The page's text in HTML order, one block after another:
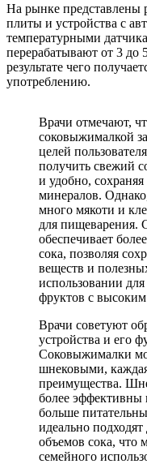
На рынке представлены
плиты и устройства с
температурными
перерабатывают от 3 до
результате чего
употреблению.
Врачи отмечают,
соковыжималкой
целей
получить свежий
и удобно,
минералов.
много мякоти и
для пищеварения.
обеспечивает
сока, позволяя
веществ и
использовании
фруктов с
Врачи советуют
устройства и его
Соковыжималки
шнековыми,
преимущества.
более эффективны
больше
идеально
объемов сока, что
семейного